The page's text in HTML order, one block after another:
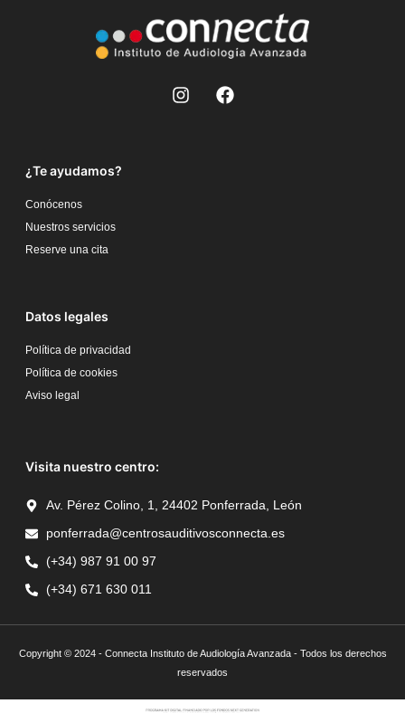
¿Te ayudamos?
Conócenos
Nuestros servicios
Reserve una cita
Datos legales
Política de privacidad
Política de cookies
Aviso legal
Visita nuestro centro:
Av. Pérez Colino, 1, 24402 Ponferrada, León
ponferrada@centrosauditivosconnecta.es
(+34) 987 91 00 97
(+34) 671 630 011
Copyright © 2024 - Connecta Instituto de Audiología Avanzada - Todos los derechos
reservados